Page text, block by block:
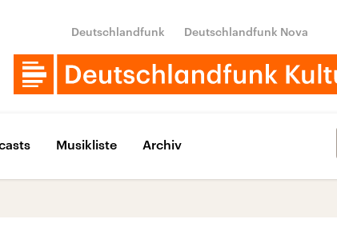
Deutschlandfunk Deutschlandfunk Nova
Musikliste Archiv